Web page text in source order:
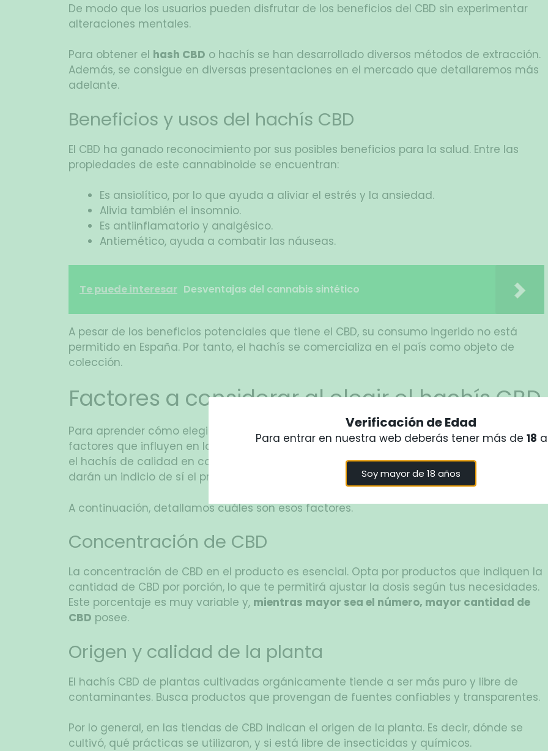
De modo que los usuarios pueden disfrutar de los beneficios del CBD sin experimentar
alteraciones mentales.
Para obtener el hash CBD o hachís se han desarrollado diversos métodos de extracción.
Además, se consigue en diversas presentaciones en el mercado que detallaremos más
adelante.
Beneficios y usos del hachís CBD
El CBD ha ganado reconocimiento por sus posibles beneficios para la salud. Entre las
propiedades de este cannabinoide se encuentran:
Es ansiolítico, por lo que ayuda a aliviar el estrés y la ansiedad.
Alivia también el insomnio.
Es antiinflamatorio y analgésico.
Antiemético, ayuda a combatir las náuseas.
Te puede interesar Desventajas del cannabis sintético
A pesar de los beneficios potenciales que tiene el CBD, su consumo ingerido no está
permitido en España. Por tanto, el hachís se comercializa en el país como objeto de
colección.
Factores a considerar al elegir el hachís CBD
Para aprender cómo elegir el mejor hachís CBD hay que entender cuáles son los
factores que influyen en la calidad del producto. Puede ser más complicado identificar
el hachís de calidad en comparación con las flores. Sin embargo, hay señales que te
darán un indicio de sí el producto es bueno.
A continuación, detallamos cuáles son esos factores.
Concentración de CBD
La concentración de CBD en el producto es esencial. Opta por productos que indiquen la
cantidad de CBD por porción, lo que te permitirá ajustar la dosis según tus necesidades.
Este porcentaje es muy variable y, mientras mayor sea el número, mayor cantidad de
CBD posee.
Origen y calidad de la planta
El hachís CBD de plantas cultivadas orgánicamente tiende a ser más puro y libre de
contaminantes. Busca productos que provengan de fuentes confiables y transparentes.
Por lo general, en las tiendas de CBD indican el origen de la planta. Es decir, dónde se
cultivó, qué prácticas se utilizaron, y si está libre de insecticidas y químicos.
Verificación de Edad
Para entrar en nuestra web deberás tener más de 18
Soy mayor de 18 años